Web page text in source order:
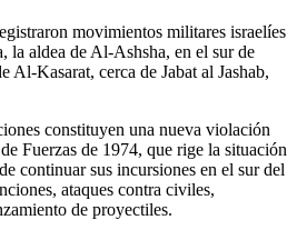
movimientos militares israelíes
la aldea de Al-Ashsha, en el sur de
Al-Kasarat, cerca de Jabat al Jashab,
constituyen una nueva violación
Fuerzas de 1974, que rige la situación
continuar sus incursiones en el sur del
ataques contra civiles,
de proyectiles.